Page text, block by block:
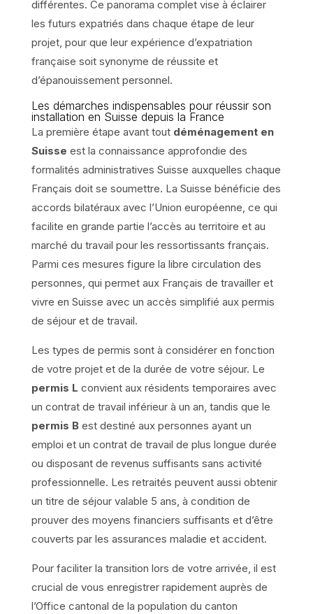
différentes. Ce panorama complet vise à éclairer
les futurs expatriés dans chaque étape de leur
projet, pour que leur expérience d’expatriation
française soit synonyme de réussite et
d’épanouissement personnel.
Les démarches indispensables pour réussir son
installation en Suisse depuis la France
La première étape avant tout déménagement en
Suisse est la connaissance approfondie des
formalités administratives Suisse auxquelles chaque
Français doit se soumettre. La Suisse bénéficie des
accords bilatéraux avec l’Union européenne, ce qui
facilite en grande partie l’accès au territoire et au
marché du travail pour les ressortissants français.
Parmi ces mesures figure la libre circulation des
personnes, qui permet aux Français de travailler et
vivre en Suisse avec un accès simplifié aux permis
de séjour et de travail.
Les types de permis sont à considérer en fonction
de votre projet et de la durée de votre séjour. Le
permis L convient aux résidents temporaires avec
un contrat de travail inférieur à un an, tandis que le
permis Best destiné aux personnes ayant un
emploi et un contrat de travail de plus longue durée
ou disposant de revenus suffisants sans activité
professionnelle. Les retraités peuvent aussi obtenir
un titre de séjour valable 5 ans, à condition de
prouver des moyens financiers suffisants et d’être
couverts par les assurances maladie et accident.
Pour faciliter la transition lors de votre arrivée, il est
crucial de vous enregistrer rapidement auprès de
l’Office cantonal de la population du canton